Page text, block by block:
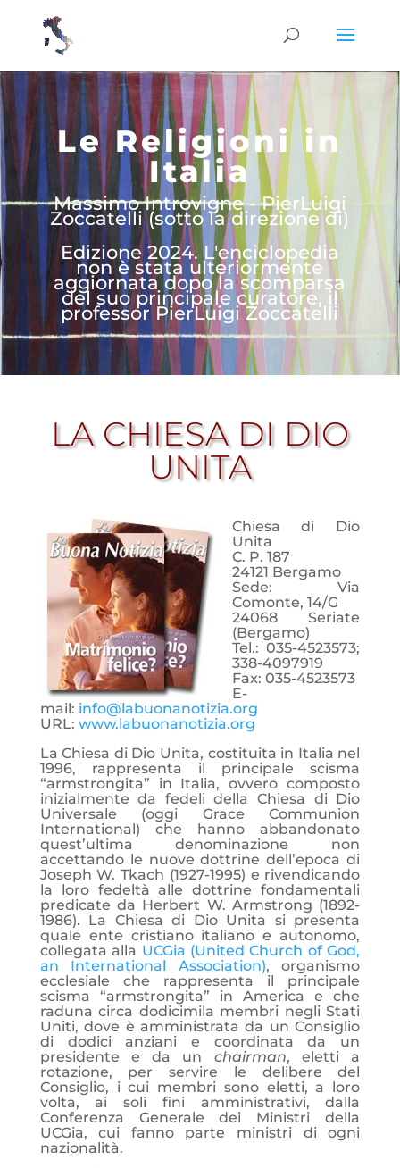
Le Religioni in
Italia
Massimo Introvigne - PierLuigi
Zoccatelli (sotto la direzione di)
Edizione 2024. L'enciclopedia
non è stata ulteriormente
aggiornata dopo la scomparsa
del suo principale curatore, il
professor PierLuigi Zoccatelli
LA CHIESA DI DIO
UNITA
Chiesa di Dio
Unita
C. P. 187
24121 Bergamo
Sede: Via
Comonte, 14/G
24068 Seriate
(Bergamo)
Tel.: 035-4523573;
338-4097919
Fax: 035-4523573
E-
mail: info@labuonanotizia.org
URL: www.labuonanotizia.org
La Chiesa di Dio Unita, costituita in Italia nel
1996, rappresenta il principale scisma
“armstrongita” in Italia, ovverocomposto
inizialmente da fedeli della Chiesa di Dio
Universale (oggi Grace Communion
International) che hanno abbandonato
quest’ultima denominazione non
accettando le nuove dottrine dell’epoca di
Joseph W. Tkach (1927-1995) e rivendicando
la loro fedeltà alle dottrine fondamentali
predicate da Herbert W. Armstrong (1892-
1986). La Chiesa di Dio Unita si presenta
quale ente cristiano italiano e autonomo,
collegata alla UCGia (United Church of God,
an International Association), organismo
ecclesiale che rappresenta il principale
scisma “armstrongita” in America e che
raduna circa dodicimila membri negli Stati
Uniti, dove è amministrata da un Consiglio
di dodici anziani e coordinata da un
presidente e da un chairman, eletti a
rotazione, per servire le delibere del
Consiglio, i cui membri sono eletti, a loro
volta, ai soli fini amministrativi, dalla
Conferenza Generale dei Ministri della
UCGia, cui fanno parte ministri di ogni
nazionalità.